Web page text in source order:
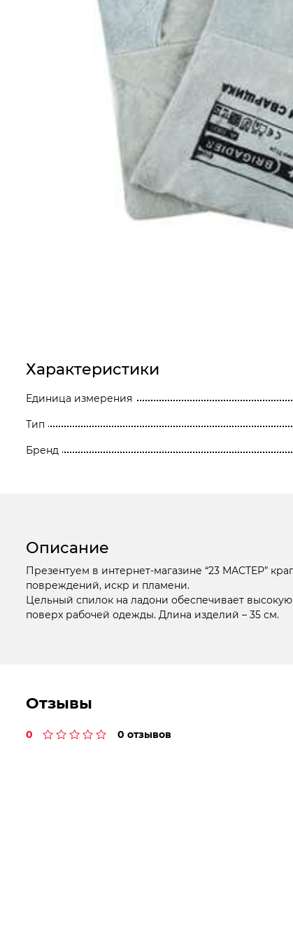
Компрессорное оборудование
Новогодние товары
Отопление и климат
Подарочные сертификаты
Расходные материалы и оснастка
Электроинструмент
Электрохозтовары
Характеристики
Единица измерения
Тип
Бренд
Описание
Презентуем в интернет-магазине “23 МАСТЕР”
повреждений, искр и пламени.
Цельный спилок на ладони обеспечивает
поверх рабочей одежды. Длина изделий – 35 см.
Отзывы
0 0 отзывов